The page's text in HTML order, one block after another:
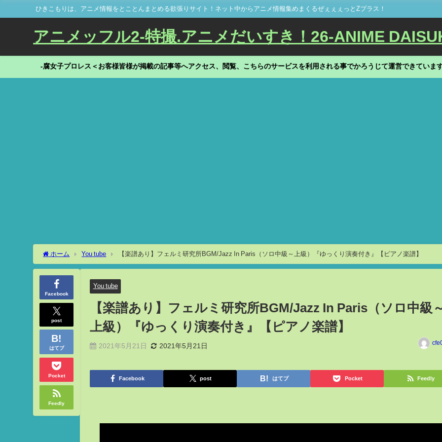
ひきこもりは、アニメ情報をとことんまとめる欲張りサイト！ネット中からアニメ情報集めまくるぜぇぇぇっとZプラス！
アニメッフル2-特撮.アニメだいすき！26-ANIME
-腐女子プロレス＜お客様皆様が掲載の記事等へアクセス、閲覧、こちらのサービスを利用される事でかろうじて運営できていま
ホーム You tube 【楽譜あり】フェルミ研究所BGM/Jazz In Paris（ソロ中級～上級）『ゆっくり演奏付き』【ピアノ楽譜】
Facebook
post
はてブ
Pocket
Feedly
You tube
【楽譜あり】フェルミ研究所BGM/Jazz In Paris（ソロ中級
上級）『ゆっくり演奏付き』【ピアノ楽譜】
2021年5月21日 2021年5月21日
Facebook post はてブ Pocket Feedly